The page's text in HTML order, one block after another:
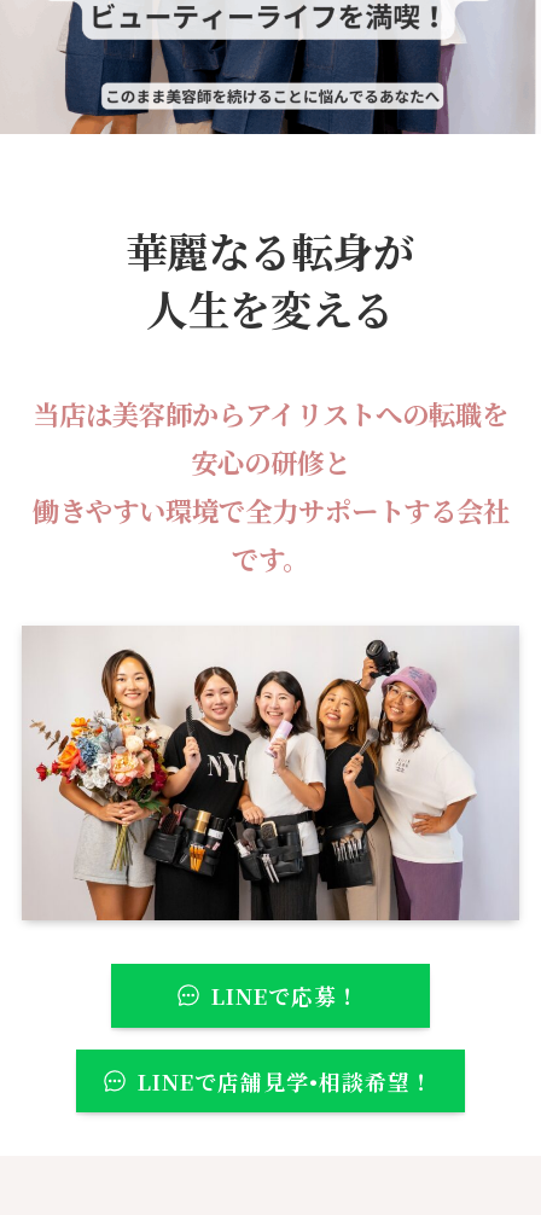
華麗なる転身が
人生を変える
当店は美容師からアイリストへの転職を
安心の研修と
働きやすい環境で全力サポートする会社
です。
LINEで応募！
LINEで店舗見学•相談希望！